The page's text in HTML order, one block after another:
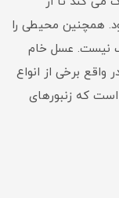
همچنین محیطی را
نیست. عسل خام
واقع برخی از انواع
است که زنبورهای